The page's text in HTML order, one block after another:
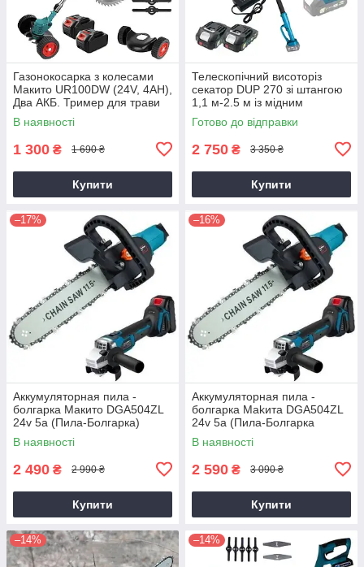
Газонокосарка з колесами
Макито UR100DW (24V, 4AH),
Два АКБ. Тример для трави
В наявності
1 300 ₴ 1 690 ₴
Купити
Телескопічний висоторіз
секатор DUP 270 зі штангою
1,1 м-2.5 м із мідним
двигуном
Готово до відправки
2 750 ₴ 3 350 ₴
Купити
–17%
Аккумуляторная пила -
болгарка Mакито DGA504ZL
24v 5a (Пила-Болгарка)
В наявності
2 490 ₴ 2 990 ₴
Купити
–16%
Аккумуляторная пила -
болгарка Makитa DGA504ZL
24v 5a (Пила-Болгарка
Макита)
В наявності
2 590 ₴ 3 090 ₴
Купити
–14% –14%